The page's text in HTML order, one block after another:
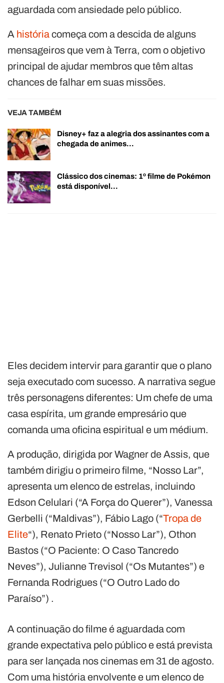
aguardada com ansiedade pelo público.
A históriacomeça com a descida de alguns
mensageiros que vem à Terra, com o objetivo
principal de ajudar membros que têm altas
chances de falhar em suas missões.
VEJA TAMBÉM
Disney+ faz a alegria dos assinantes com a
chegada de animes…
Clássico dos cinemas: 1º filme de Pokémon
está disponível…
Eles decidem intervir para garantir que o plano
seja executado com sucesso. A narrativa segue
três personagens diferentes: Um chefe de uma
casa espírita, um grande empresário que
comanda uma oficina espiritual e um médium.
A produção, dirigida por Wagner de Assis, que
também dirigiu o primeiro filme, “Nosso Lar”,
apresenta um elenco de estrelas, incluindo
Edson Celulari (“A Força do Querer”), Vanessa
Gerbelli (“Maldivas”), Fábio Lago (“Tropa de
Elite“), Renato Prieto (“Nosso Lar”), Othon
Bastos (“O Paciente: O Caso Tancredo
Neves”), Julianne Trevisol (“Os Mutantes”) e
Fernanda Rodrigues (“O Outro Lado do
Paraíso”) .
A continuação do filme é aguardada com
grande expectativa pelo público e está prevista
para ser lançada nos cinemas em 31 de agosto.
Com uma história envolvente e um elenco de